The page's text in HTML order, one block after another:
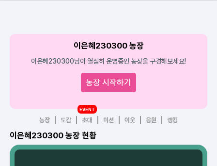
이은혜230300 농장
이은혜230300님이 열심히 운영중인 농장을 구경해보세요!
농장 시작하기
농장 도감 초대
EVENT
미션 이웃 응원 랭킹
이은혜230300 농장 현황